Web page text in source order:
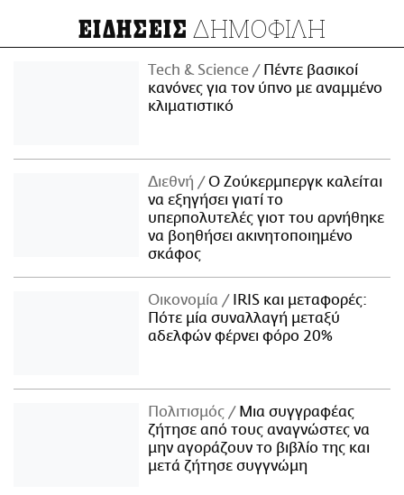
ΕΙΔΗΣΕΙΣ ΔΗΜΟΦΙΛΗ
Τech & Science
Πέντε βασικοί
κανόνες για τον ύπνο με αναμμένο
κλιματιστικό
Διεθνή
Ο Ζούκερμπεργκ καλείται
να εξηγήσει γιατί το
υπερπολυτελές γιοτ του αρνήθηκε
να βοηθήσει ακινητοποιημένο
σκάφος
Οικονομία
IRIS και μεταφορές:
Πότε μία συναλλαγή μεταξύ
αδελφών φέρνει φόρο 20%
Πολιτισμός
Μια συγγραφέας
ζήτησε από τους αναγνώστες να
μην αγοράζουν το βιβλίο της και
μετά ζήτησε συγγνώμη